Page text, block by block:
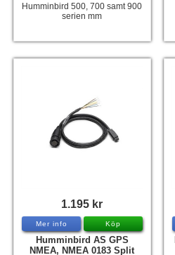
Humminbird 500, 700 samt 900
serien mm
1.195 kr
Mer info Köp
Humminbird AS GPS
NMEA, NMEA 0183 Split